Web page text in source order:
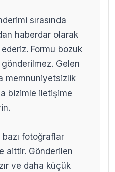
sırasında
haberdar olarak
Formu bozuk
Gelen
memnuniyetsizlik
bizimle iletişime
bazı fotoğraflar
aittir. Gönderilen
ve daha küçük